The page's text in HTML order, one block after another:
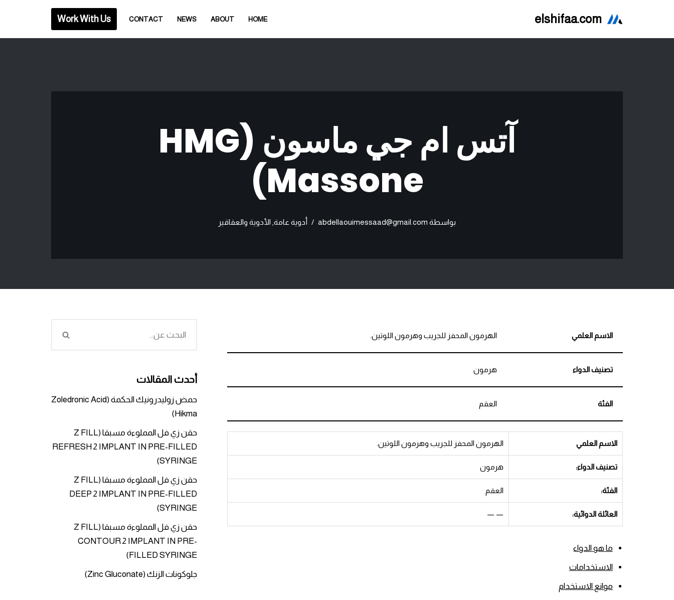
elshifaa.com
HOME
ABOUT
NEWS
CONTACT
Work With Us
آتس ام جي ماسون (HMG
Massone)
بواسطة abdellaouimessaad@gmail.com أدوية عامة الأدوية والعقاقير
الاسم العلمي الهرمون المحفز للجريب وهرمون اللوتين.
تصنيف الدواء هرمون
الفئة العقم
الاسم العلمي الهرمون المحفز للجريب وهرمون اللوتين.
تصنيف الدواء: هرمون
الفئة: العقم
العائلة الدوائية: — —
ما هو الدواء
الاستخدامات
موانع الاستخدام
أحدث المقالات
حمض زوليدرونيك الحكمة (Zoledronic Acid
Hikma)
حقن زي فل المملوءة مسبقا (Z FILL
REFRESH 2 IMPLANT IN PRE-FILLED
SYRINGE)
حقن زي فل المملوءة مسبقا (Z FILL
DEEP 2 IMPLANT IN PRE-FILLED
SYRINGE)
حقن زي فل المملوءة مسبقا (Z FILL
CONTOUR 2 IMPLANT IN PRE-
FILLED SYRINGE)
جلوكونات الزنك (Zinc Gluconate)